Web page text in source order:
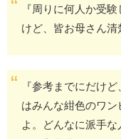
『周りに何人か受
けど、皆お母さん清
『参考までにだけ
はみんな紺色のワ
よ。どんなに派手